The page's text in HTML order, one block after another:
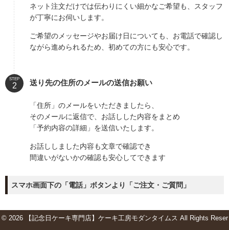
ネット注文だけでは伝わりにくい細かなご希望も、スタッフ
が丁寧にお伺いします。
ご希望のメッセージやお届け日についても、お電話で確認し
ながら進められるため、初めての方にも安心です。
STEP 送り先の住所のメールの送信お願い
「住所」のメールをいただきましたら、
そのメールに返信で、お話しした内容をまとめ
「予約内容の詳細」を送信いたします。
お話ししました内容も文章で確認でき
間違いがないかの確認も安心してできます
スマホ画面下の「電話」ボタンより「ご注文・ご質問」
© 2026 【記念日ケーキ専門店】ケーキ工房モダンタイムス All Rights Reser